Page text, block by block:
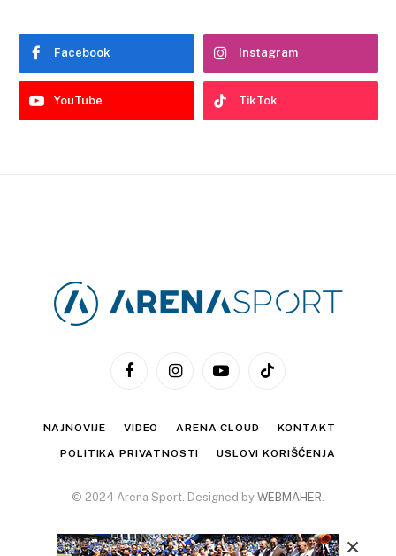
Facebook Instagram
YouTube TikTok
FacebookInstagramYouTubeTikTok
NAJNOVIJE VIDEO ARENA CLOUD KONTAKT
POLITIKA PRIVATNOSTI USLOVI KORIŠĆENJA
© 2024 Arena Sport. Designed by WEBMAHER.
×